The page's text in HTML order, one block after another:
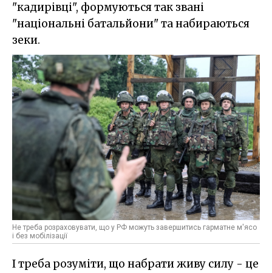
"кадирівці", формуються так звані
"національні батальйони" та набираються
зеки.
Не треба розраховувати, що у РФ можуть завершитись гарматне м'ясо
і без мобілізації
І треба розуміти, що набрати живу силу - це